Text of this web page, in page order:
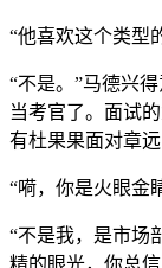
“他喜欢这个类型
“不是。”马德兴
当考官了。面试
有杜果果面对章
“嗬，你是火眼金
“不是我，是市场
精的眼光，你总